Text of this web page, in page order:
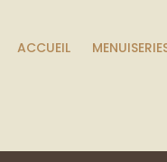
ACCUEIL